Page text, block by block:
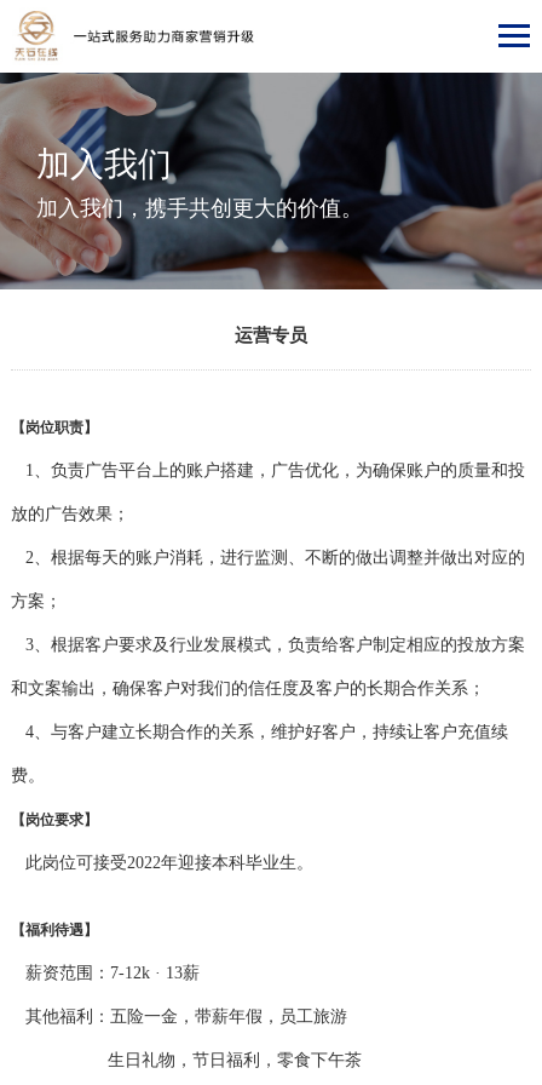
加入我们
加入我们，携手共创更大的价值。
运营专员
【岗位职责】
1、负责广告平台上的账户搭建，广告优化，为确保账户的质量和投
放的广告效果；
2、根据每天的账户消耗，进行监测、不断的做出调整并做出对应的
方案；
3、根据客户要求及行业发展模式，负责给客户制定相应的投放方案
和文案输出，确保客户对我们的信任度及客户的长期合作关系；
4、与客户建立长期合作的关系，维护好客户，持续让客户充值续
费。
【岗位要求】
此岗位可接受2022年迎接本科毕业生。
【福利待遇】
薪资范围：7-12k · 13薪
其他福利：五险一金，带薪年假，员工旅游
生日礼物，节日福利，零食下午茶